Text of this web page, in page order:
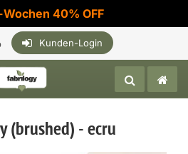
40% OFF
Kunden-Login
(brushed) - ecru